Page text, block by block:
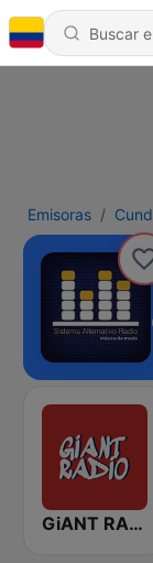
Emisoras
Radio
GiANT RADiO